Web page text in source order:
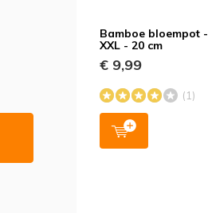
Bamboe bloempot -
XXL - 20 cm
€ 9,99
(1)